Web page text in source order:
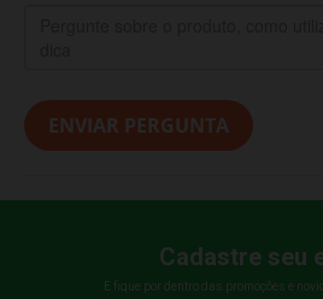
ENVIAR PERGUNTA
Cadastre seu
E fique por dentro das promoções e